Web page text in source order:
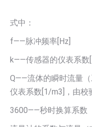
式中：
f——脉冲频率[Hz]
k——传感器的仪表系数
Q——流体的瞬时流量
仪表系数[1/m3]，由校
3600——秒时换算系数